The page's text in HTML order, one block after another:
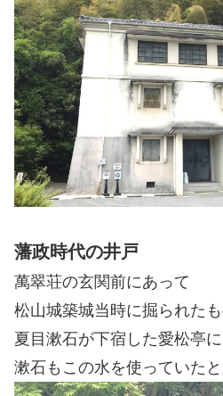
藩政時代の井戸
萬翠荘の玄関前にあって
松山城築城当時に掘られたも
夏目漱石が下宿した愛松亭に
漱石もこの水を使っていたと